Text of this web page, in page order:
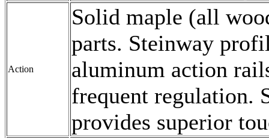
Action
Solid maple (all
parts. Steinway
aluminum action
frequent regulation.
provides superior